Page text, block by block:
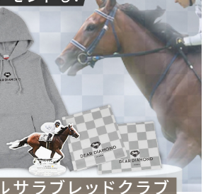
の軌跡 オークス優勝後、今村騎手
たいでした。今日私がジュ...